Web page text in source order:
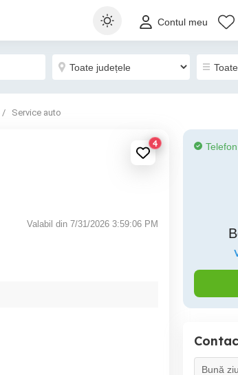
Contul meu
Service auto
4
Valabil din 7/31/2026 3:59:06 PM